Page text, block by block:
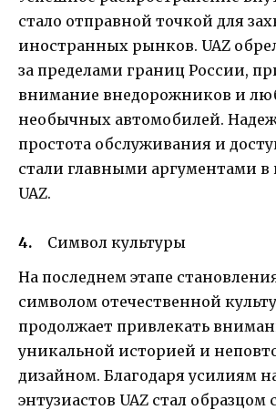
стало отправной точкой для
иностранных рынков. UAZ
за пределами границ России,
внимание внедорожников и
необычных автомобилей.
простота обслуживания и
стали главными аргументами в
UAZ.
Символ культуры
На последнем этапе
символом отечественной
продолжает привлекать
уникальной историей и
дизайном. Благодаря усилиям
энтузиастов UAZ стал образцом